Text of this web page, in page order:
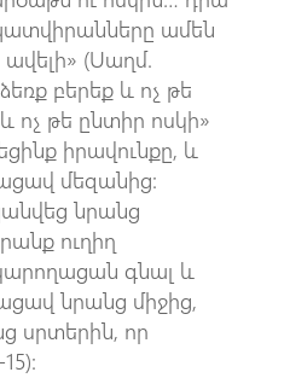
ամեն
(Սաղմ.
բերեք և ոչ թե
ոչ թե ընտիր ոսկի»
իրավունքը, և
մեզանից:
նրանց
ուղիղ
գնալ և
նրանց միջից,
սրտերին, որ